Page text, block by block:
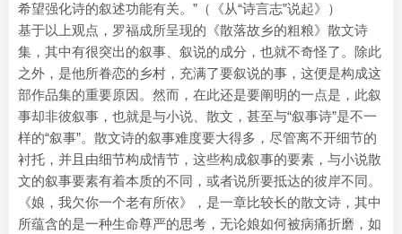
希望强化诗的叙述功能有关。”（《从“诗言志”说起》）
基于以上观点，罗福成所呈现的《散落故乡的粗粮》散文诗
集，其中有很突出的叙事、叙说的成分，也就不奇怪了。除此
之外，是他所眷恋的乡村，充满了要叙说的事，这便是构成这
部作品集的重要原因。然而，在此还是要阐明的一点是，此叙
事却非彼叙事，也就是与小说、散文，甚至与“叙事诗”是不一
样的“叙事”。散文诗的叙事难度要大得多，尽管离不开细节的
衬托，并且由细节构成情节，这些构成叙事的要素，与小说散
文的叙事要素有着本质的不同，或者说所要抵达的彼岸不同。
《娘，我欠你一个老有所依》，是一章比较长的散文诗，其中
所蕴含的是一种生命尊严的思考，无论娘如何被病痛折磨，如